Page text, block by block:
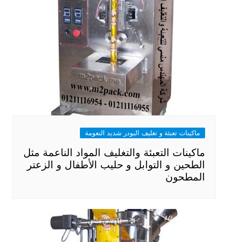
ماكينات تعبئة و تغليف البودر شديد النعومة
ماكينات التعبئة والتغليف المواد الناعمة مثل
الطحين و التوابل و حليب الأطفال و الزعتر
المطحون